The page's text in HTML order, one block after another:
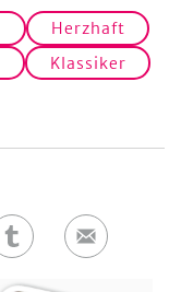
Herzhaft
Klassiker
Auf
E-